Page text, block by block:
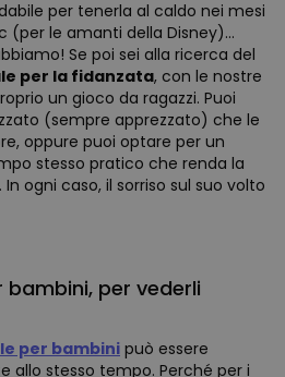
per tenerla al caldo nei mesi
(per le amanti della Disney)…
Se poi sei alla ricerca del
per la fidanzata, con le nostre
un gioco da ragazzi. Puoi
(sempre apprezzato) che le
oppure puoi optare per un
stesso pratico che renda la
ogni caso, il sorriso sul suo volto
bambini, per vederli
per bambinipuò essere
allo stesso tempo. Perché per i